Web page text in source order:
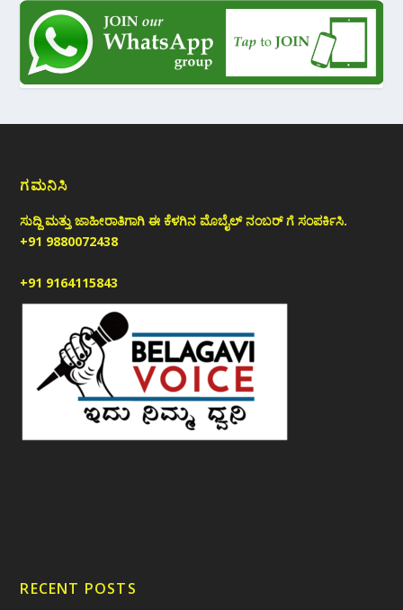
ಗಮನಿಸಿ
ಸುದ್ದಿ ಮತ್ತು ಜಾಹೀರಾತಿಗಾಗಿ ಈ ಕೆಳಗಿನ ಮೊಬೈಲ್ ನಂಬರ್ ಗೆ ಸಂಪರ್ಕಿಸಿ.
+91 9880072438
+91 9164115843
RECENT POSTS